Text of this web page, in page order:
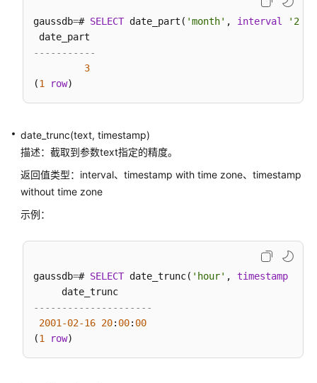
数
据
坏
测
复
函
XMLTYPE
类
型
数
gaussdb=# SELECT date_part( 'month' , interval
'2
-----------
3
(1 row
date_trunc(text, timestamp)
描述：截取到参数text指定的精度。
返回值类型：interval、timestamp with time zone、timestamp
without time zone
示例：
gaussdb=# SELECT date_trunc( 'hour' , timestamp
---------------------
2001 -02-16 20: 00: 00
(1 row